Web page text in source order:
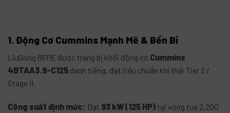
1. Động Cơ Cummins Mạnh Mẽ & Bền Bỉ
LiuGong 6611E được trang bị khối động cơ Cummins
4BTAA3.9-C125 danh tiếng, đạt tiêu chuẩn khí thải Tier 2 /
Stage II.
Công suất định mức: Đạt 93 kW (125 HP) tại vòng tua 2,200